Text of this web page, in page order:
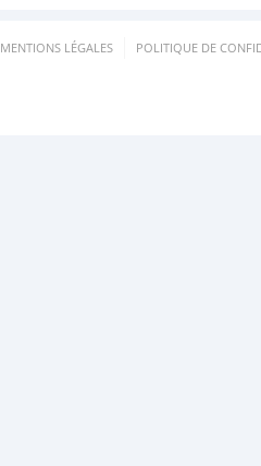
MENTIONS LÉGALES POLITIQUE DE